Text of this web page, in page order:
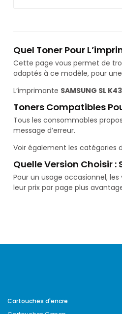
Quel Toner Pour
Cette page vous permet de
adaptés à ce modèle, pour
L’imprimante SAMSUNG SL
Toners Compatibles
Tous les consommables
message d’erreur.
Voir également les catégories
Quelle Version Choisir
Pour un usage occasionnel,
leur prix par page plus
Cartouches d'encre